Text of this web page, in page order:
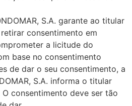
S.A. garante ao titular
consentimento em
a licitude do
base no consentimento
de dar o seu consentimento, a
S.A. informa o titular
consentimento deve ser tão